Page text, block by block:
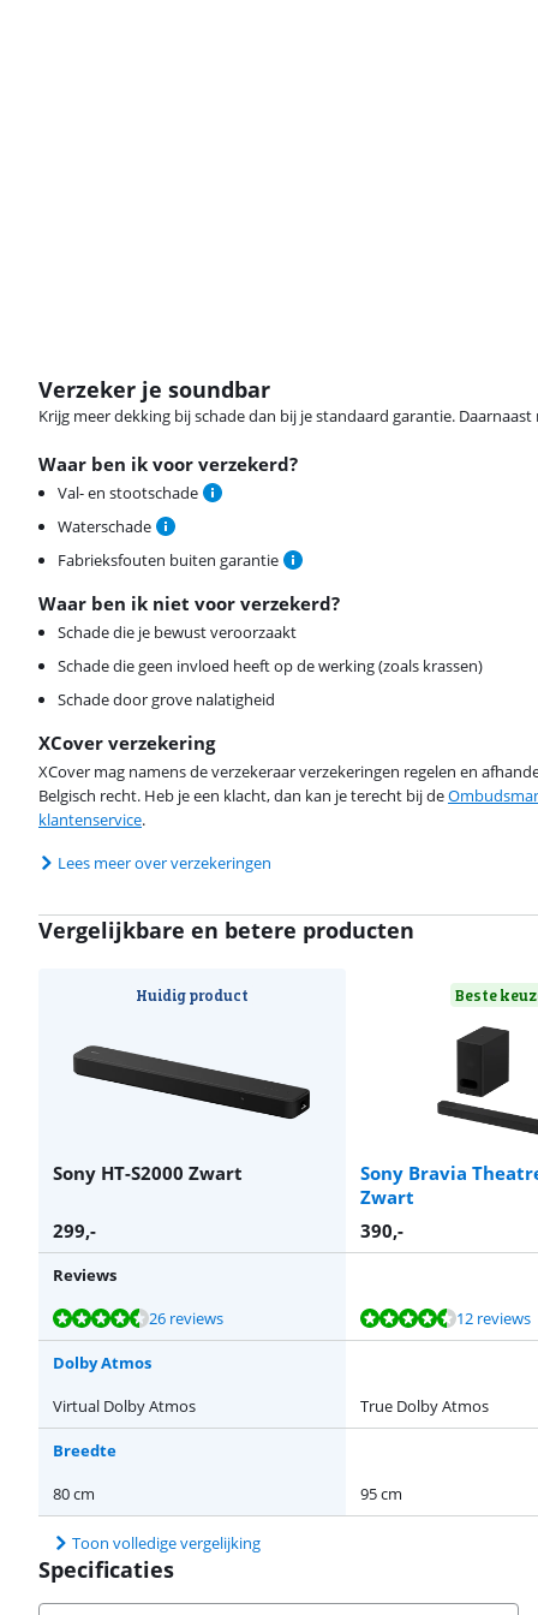
Verzeker je soundbar
Krijg meer dekking bij schade dan bij je standaard garantie.
Waar ben ik voor verzekerd?
Val- en stootschade
Waterschade
Fabrieksfouten buiten garantie
Waar ben ik niet voor verzekerd?
Schade die je bewust veroorzaakt
Schade die geen invloed heeft op de werking (zoals krassen)
Schade door grove nalatigheid
XCover verzekering
XCover mag namens de verzekeraar verzekeringen regelen en
Belgisch recht. Heb je een klacht, dan kan je terecht bij de
klantenservice.
Lees meer over verzekeringen
Vergelijkbare en betere producten
Huidig product
Sony HT-S2000 Zwart
Beste
Sony Bravia
Zwart
299,- 390,-
Reviews
Beoordeling is 8,5 van de 10, gebaseerd op 26 reviews.
26 reviews
Beoordeling is 9,0 van de 10, gebaseerd op 12 reviews. 12 reviews
Beoordeling is 9,4 van de 10, gebaseerd op 4 reviews.
Beoordeling is 8,3 van de 10, gebaseerd op 19 reviews.
Dolby Atmos
Virtual Dolby Atmos
True Dolby Atmos
Breedte
80 cm
95 cm
Toon volledige vergelijking
Specificaties